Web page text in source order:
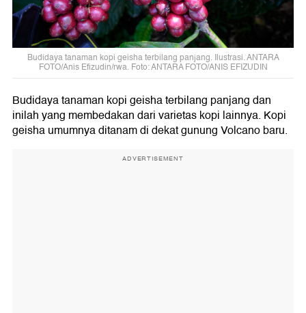
Budidaya tanaman kopi geisha terbilang panjang. Ilustrasi. ANTARA
FOTO/Anis Efizudin/rwa. Foto: ANTARA FOTO/ANIS EFIZUDIN
Budidaya tanaman kopi geisha terbilang panjang dan
inilah yang membedakan dari varietas kopi lainnya. Kopi
geisha umumnya ditanam di dekat gunung Volcano baru.
ADVERTISEMENT